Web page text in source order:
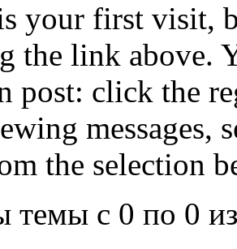
your first visit,
the link above.
post: click the
messages,
the selection
темы с 0 по 0